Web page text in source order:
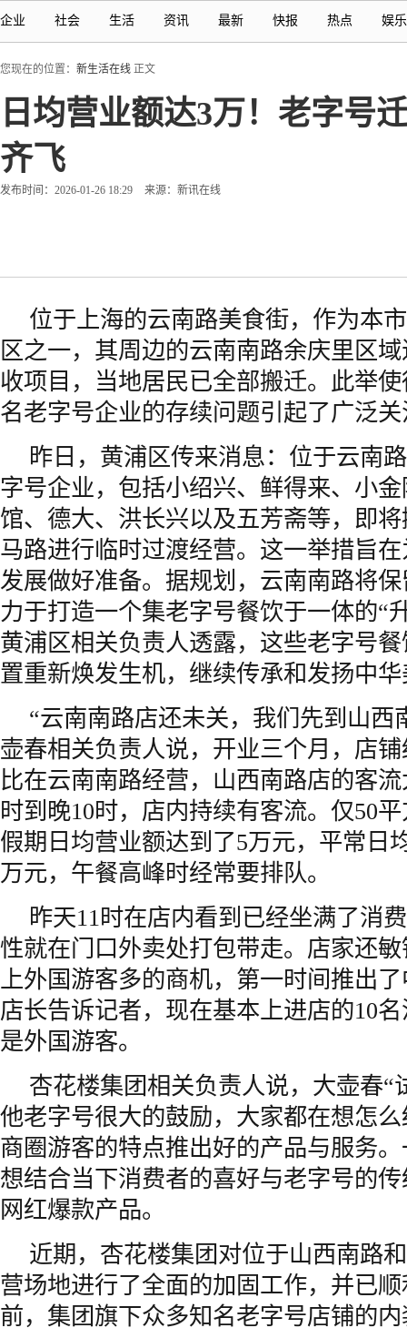
企业 社会 生活 资讯 最新 快报 热点 娱乐
您现在的位置： 新生活在线 正文
日均营业额达3万！老字号
齐飞
发布时间：2026-01-26 18:29 来源：新讯在线
位于上海的云南路美食街，作为本
区之一，其周边的云南南路余庆里区
收项目，当地居民已全部搬迁。此举
名老字号企业的存续问题引起了广泛
昨日，黄浦区传来消息：位于云南
字号企业，包括小绍兴、鲜得来、小
馆、德大、洪长兴以及五芳斋等，即
马路进行临时过渡经营。这一举措旨
发展做好准备。据规划，云南南路将
力于打造一个集老字号餐饮于一体的“
黄浦区相关负责人透露，这些老字号
置重新焕发生机，继续传承和发扬中
“云南南路店还未关，我们先到山西
壶春相关负责人说，开业三个月，店
比在云南南路经营，山西南路店的客
时到晚10时，店内持续有客流。仅50
假期日均营业额达到了5万元，平常日
万元，午餐高峰时经常要排队。
昨天11时在店内看到已经坐满了消
性就在门口外卖处打包带走。店家还
上外国游客多的商机，第一时间推出
店长告诉记者，现在基本上进店的10
是外国游客。
杏花楼集团相关负责人说，大壶春“
他老字号很大的鼓励，大家都在想怎
商圈游客的特点推出好的产品与服务
想结合当下消费者的喜好与老字号的
网红爆款产品。
近期，杏花楼集团对位于山西南路
营场地进行了全面的加固工作，并已
前，集团旗下众多知名老字号店铺的